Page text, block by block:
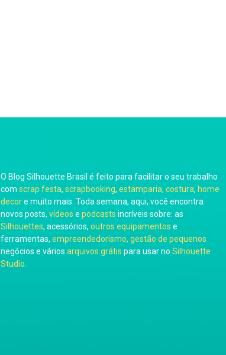
O Blog Silhouette Brasil é feito para facilitar o seu trabalho
com scrap festa, scrapbooking, estamparia, costura, home
decore muito mais. Toda semana, aqui, você encontra
novos posts, vídeos e podcasts incríveis sobre: as
Silhouettes, acessórios, outros equipamentos e
ferramentas, empreendedorismo, gestão de pequenos
negócios e vários arquivos grátis para usar no Silhouette
Studio